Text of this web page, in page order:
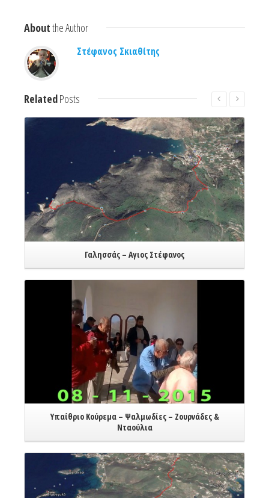
Aboutthe Author
Στέφανος Σκιαθίτης
RelatedPosts
Γαλησσάς – Αγιος Στέφανος
Υπαίθριο Κούρεμα – Ψαλμωδίες – Ζουρνάδες &
Νταούλια